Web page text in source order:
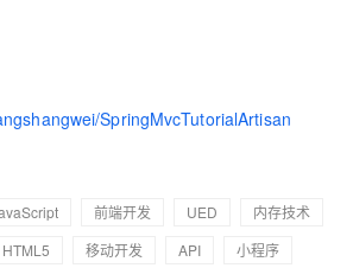
SpringMvcTutorialArtisan
前端开发 UED
内存技术
HTML5 移动开发 API
小程序